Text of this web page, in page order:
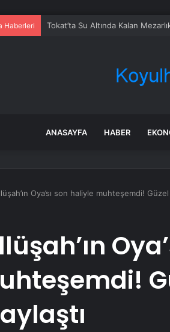
Haberleri Tokat’ta Su Altında Kalan
ANASAYFA HABER
Oya’sı son haliyle muhteşemdi!